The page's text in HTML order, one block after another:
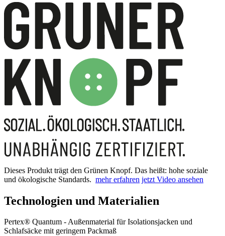
Dieses Produkt trägt den Grünen Knopf. Das heißt: hohe soziale
und ökologische Standards. mehr erfahren jetzt Video ansehen
Technologien und Materialien
Pertex® Quantum - Außenmaterial für Isolationsjacken und
Schlafsäcke mit geringem Packmaß